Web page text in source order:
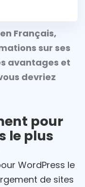
Français,
sur ses
avantages et
devriez
pour
le plus
WordPress le
de sites